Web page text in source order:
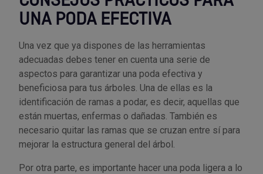
UNA PODA EFECTIVA
Una vez que ya dispones de las herramientas
adecuadas debes tener en cuenta una serie de
aspectos para garantizar una poda efectiva y
beneficiosa para tus árboles. Una de ellas es la
identificación de ramas a podar, es decir, aquellas que
están muertas, enfermas o dañadas. También es
necesario quitar las ramas que se cruzan entre sí para
mejorar la estructura general del árbol.
Por otra parte, es importante hacer una poda ligera a lo